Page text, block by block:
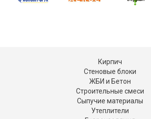
Кирпич
Стеновые блоки
ЖБИ и Бетон
Строительные смеси
Сыпучие материалы
Утеплители